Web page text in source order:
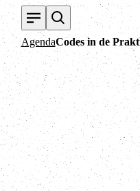
AgendaCodes in de